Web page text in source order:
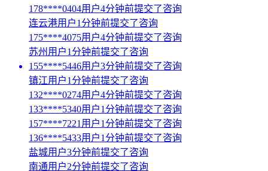
178****0404用户4分钟前提交了咨询
连云港用户1分钟前提交了咨询
175****4075用户4分钟前提交了咨询
苏州用户1分钟前提交了咨询
155****5446用户3分钟前提交了咨询
镇江用户1分钟前提交了咨询
132****0274用户4分钟前提交了咨询
133****5340用户1分钟前提交了咨询
157****7221用户1分钟前提交了咨询
136****5433用户1分钟前提交了咨询
盐城用户3分钟前提交了咨询
南通用户2分钟前提交了咨询